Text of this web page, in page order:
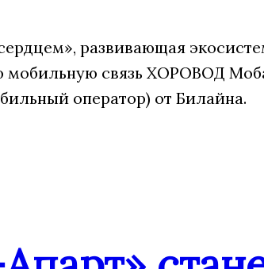
развивающая
мобильную связь ХОРОВОД
оператор) от Билайна.